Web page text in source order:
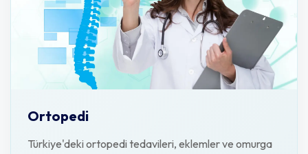
Ortopedi
Türkiye'deki ortopedi tedavileri, eklemler ve omurga